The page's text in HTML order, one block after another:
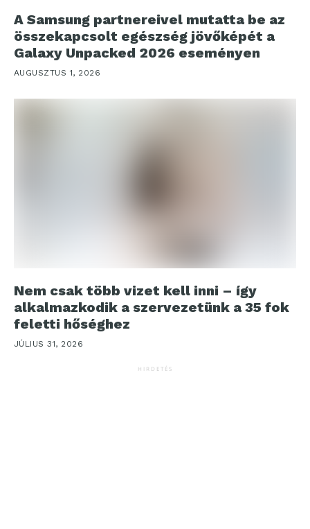
A Samsung partnereivel mutatta be az
összekapcsolt egészség jövőképét a
Galaxy Unpacked 2026 eseményen
AUGUSZTUS 1, 2026
Nem csak több vizet kell inni – így
alkalmazkodik a szervezetünk a 35 fok
feletti hőséghez
JÚLIUS 31, 2026
HIRDETÉS